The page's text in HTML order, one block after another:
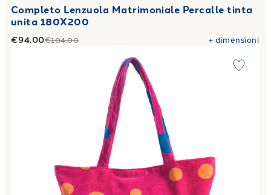
Completo Lenzuola Matrimoniale Percalle tinta
unita 180X200
€94.00€104.00 +dimensioni